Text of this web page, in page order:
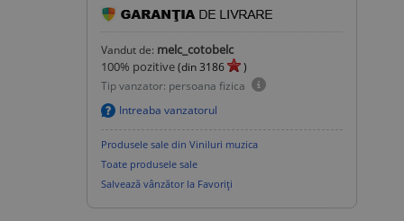
Vandut de: melc_cotobelc
100% pozitive(din3186
)
Tip vanzator: persoana fizica
Intreaba vanzatorul
Produsele sale din Viniluri muzica
Toate produsele sale
Salvează vânzător la Favoriți